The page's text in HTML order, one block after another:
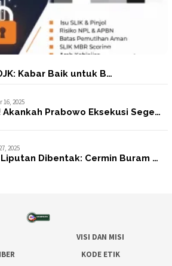
Kabar Baik untuk B…
16, 2025
Akankah Prabowo Eksekusi Sege…
2025
Dibentak: Cermin Buram …
VISI DAN MISI
KODE ETIK